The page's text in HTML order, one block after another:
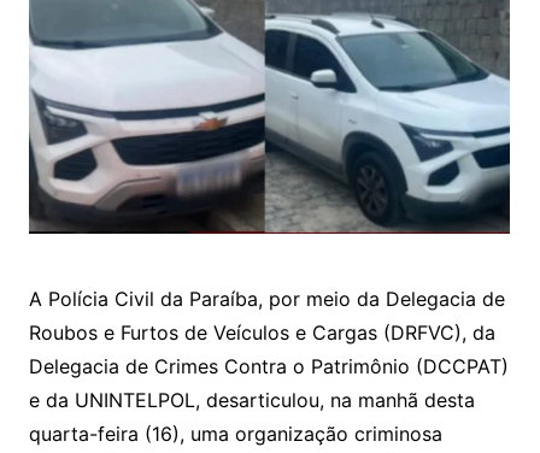
A Polícia Civil da Paraíba, por meio da Delegacia de
Roubos e Furtos de Veículos e Cargas (DRFVC), da
Delegacia de Crimes Contra o Patrimônio (DCCPAT)
e da UNINTELPOL, desarticulou, na manhã desta
quarta-feira (16), uma organização criminosa